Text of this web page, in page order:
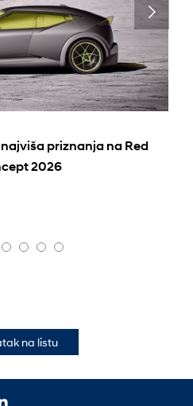
priznanja na Red
2026
na listu